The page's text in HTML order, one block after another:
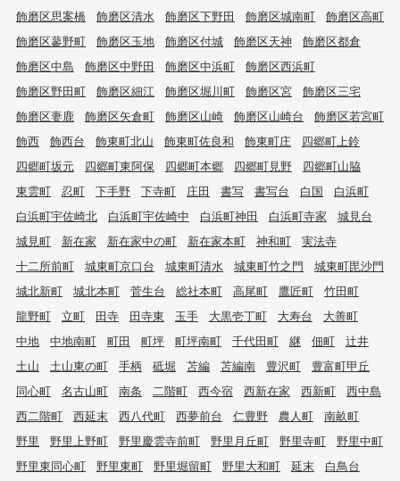
飾磨区思案橋
飾磨区清水 飾磨区下野田 飾磨区城南町
飾磨区高町
飾磨区蓼野町
飾磨区玉地 飾磨区付城 飾磨区天神
飾磨区都倉
飾磨区中島
飾磨区中野田 飾磨区中浜町
飾磨区西浜町
飾磨区野田町
飾磨区細江 飾磨区堀川町 飾磨区宮
飾磨区三宅
飾磨区妻鹿
飾磨区矢倉町 飾磨区山崎 飾磨区山崎台
飾磨区若宮町
飾西
飾西台 飾東町北山 飾東町佐良和 飾東町庄
四郷町上鈴
四郷町坂元
四郷町東阿保 四郷町本郷 四郷町見野
四郷町山脇
東雲町
忍町 下手野 下寺町 庄田 書写 書写台 白国
白浜町
白浜町宇佐崎北
白浜町宇佐崎中 白浜町神田 白浜町寺家
城見台
城見町
新在家 新在家中の町 新在家本町 神和町
実法寺
十二所前町
城東町京口台 城東町清水 城東町竹之門
城東町毘沙門
城北新町
城北本町 菅生台 総社本町 高尾町 鷹匠町
竹田町
龍野町
立町 田寺 田寺東 玉手 大黒壱丁町 大寿台
大善町
中地
中地南町 町田 町坪 町坪南町 千代田町 継 佃町
辻井
土山
土山東の町 手柄 砥堀 苫編 苫編南 豊沢町
豊富町甲丘
同心町
名古山町 南条 二階町 西今宿 西新在家 西新町
西中島
西二階町
西延末 西八代町 西夢前台 仁豊野 農人町
南畝町
野里
野里上野町 野里慶雲寺前町 野里月丘町 野里寺町
野里中町
野里東同心町
野里東町 野里堀留町 野里大和町 延末
白鳥台